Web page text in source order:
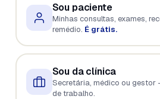
Sou paciente
Minhas consultas, exames,
remédio. É grátis.
Sou da clínica
Secretária, médico ou
de trabalho.